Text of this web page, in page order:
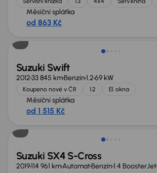
Měsíční splátka
od 863 Kč
Suzuki Swift
201233 845 kmBenzín1.269 kW
Koupeno nové v ČR 1.2 El. okna
Měsíční splátka
od 1 515 Kč
Suzuki SX4 S-Cross
2019114 961 kmAutomatBenzín1.4 BoosterJet